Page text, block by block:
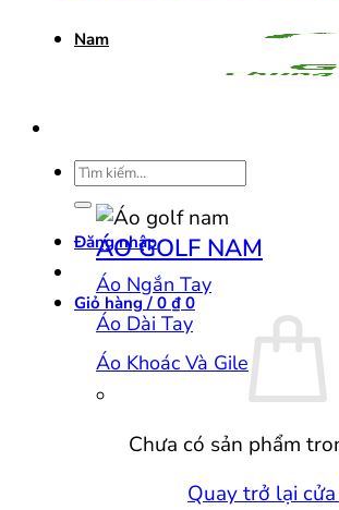
Tìm
Đăng nhập
Giỏ hàng / 0 ₫ 0
Chưa có sản phẩm
Quay trở lại
Nam
ÁO GOLF NAM
Áo Ngắn Tay
Áo Dài Tay
Áo Khoác Và Gile